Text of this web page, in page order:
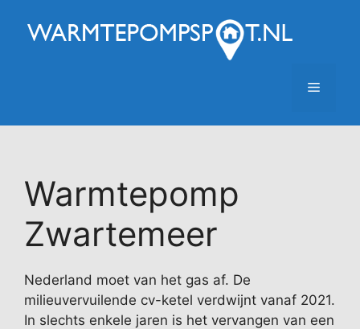
naar
Menu
Warmtepomp
Zwartemeer
Nederland moet van het gas af. De
milieuvervuilende cv-ketel verdwijnt vanaf 2021.
In slechts enkele jaren is het vervangen van een